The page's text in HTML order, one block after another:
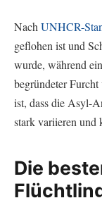
Nach UNHCR-
geflohen ist und
wurde, während
begründeter
ist, dass die Asyl-
stark variieren und
Die